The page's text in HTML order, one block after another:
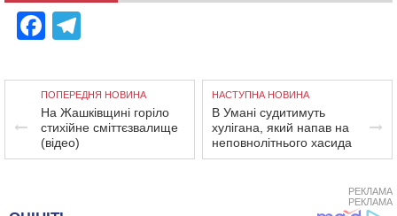
Facebook
ПОПЕРЕДНЯ НОВИНА
На Жашківщині горіло
стихійне сміттєзвалище
(відео)
НАСТУПНА НОВИНА
В Умані судитимуть
хулігана, який напав на
неповнолітнього хасида
РЕКЛАМА
РЕКЛАМА